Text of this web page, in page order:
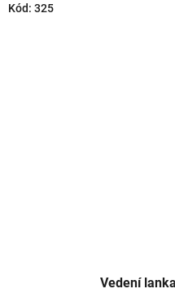
Vedení
Kód: 325